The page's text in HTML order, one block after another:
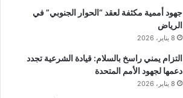
جهود أممية مكثفة لعقد “الحوار الجنوبي” في
الرياض
8 يناير، 2026
التزام يمني راسخ بالسلام: قيادة الشرعية تجدد
دعمها لجهود الأمم المتحدة
8 يناير، 2026